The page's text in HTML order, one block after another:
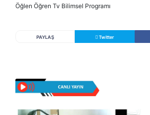
Öğlen Öğren Tv Bilimsel Programı
PAYLAŞ Twitter